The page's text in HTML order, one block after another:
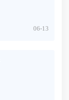
06-13